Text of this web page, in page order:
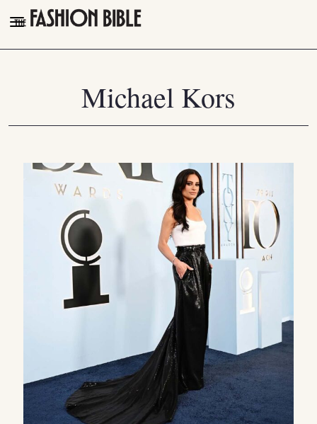
THE FASHION BIBLE
PLEASURES
VIDEOS
FOLLOW
Facebook
Instagram
Michael Kors